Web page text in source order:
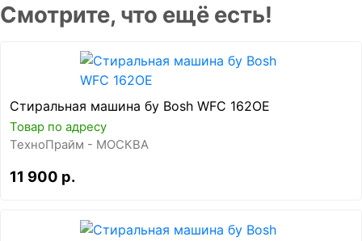
Смотрите, что ещё есть!
Стиральная машина бу Bosh WFC 162OE
Товар по адресу
ТехноПрайм - МОСКВА
11 900 р.